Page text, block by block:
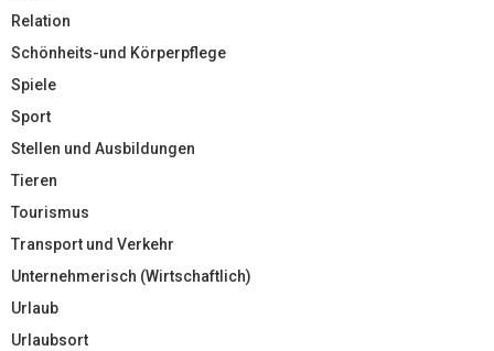
Relation
Schönheits-und Körperpflege
Spiele
Sport
Stellen und Ausbildungen
Tieren
Tourismus
Transport und Verkehr
Unternehmerisch (Wirtschaftlich)
Urlaub
Urlaubsort